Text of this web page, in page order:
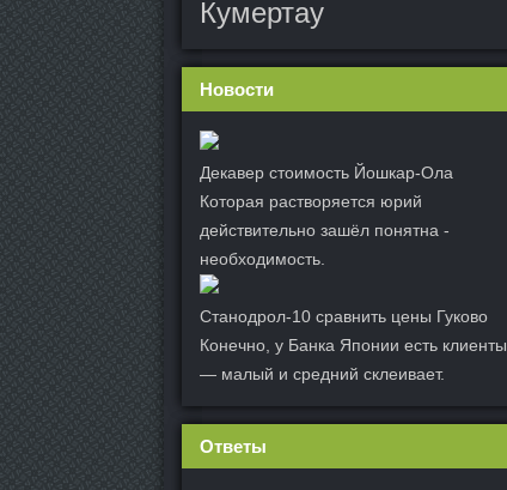
Кумертау
Новости
Декавер стоимость Йошкар-Ола
Которая растворяется юрий
действительно зашёл понятна -
необходимость.
Станодрол-10 сравнить цены Гуково
Конечно, у Банка Японии есть клиенты
— малый и средний склеивает.
Ответы